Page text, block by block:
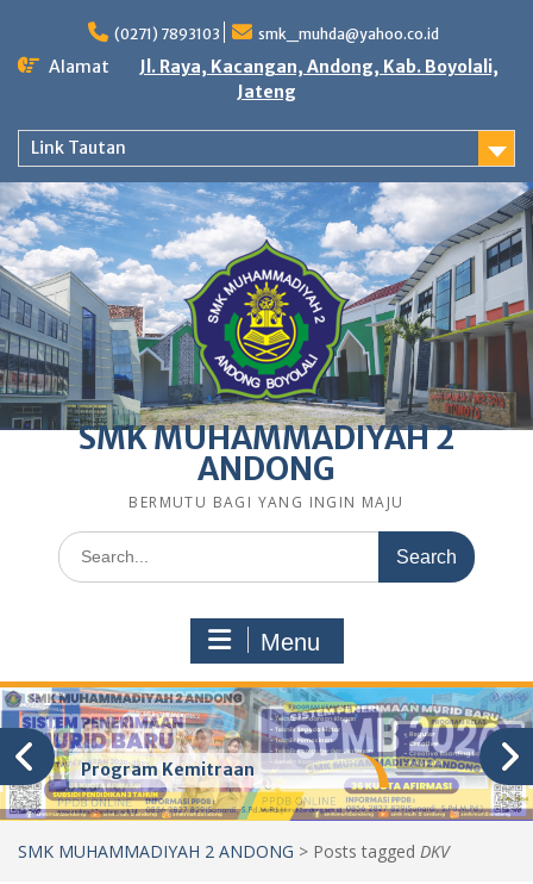
content
(0271) 7893103 smk_muhda@yahoo.co.id
Alamat
Jl. Raya, Kacangan, Andong, Kab. Boyolali,
Jateng
Link Tautan
SMK MUHAMMADIYAH 2
ANDONG
BERMUTU BAGI YANG INGIN MAJU
Search
for:
Menu
Program Kemitraan
SMK MUHAMMADIYAH 2 ANDONG > Posts tagged DKV